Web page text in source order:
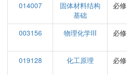
014007
固体材料结构
基础
必修
003156
物理化学III 必修
019128
化工原理 必修